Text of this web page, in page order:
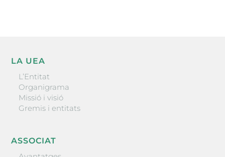
LA UEA
L’Entitat
Organigrama
Missió i visió
Gremis i entitats
ASSOCIAT